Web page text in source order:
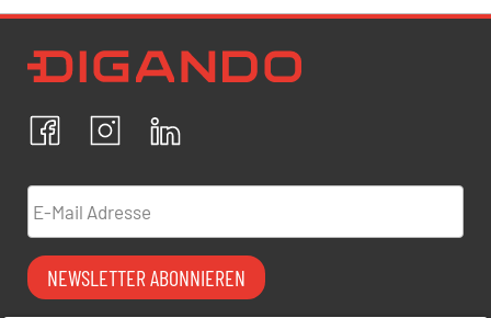
FacebookInstagram
Ich bestätige, dass ich die
Datenschutzrichtlinien
personenbezogenen Daten einverstanden.
E-Mail Adresse
NEWSLETTER ABONNIEREN